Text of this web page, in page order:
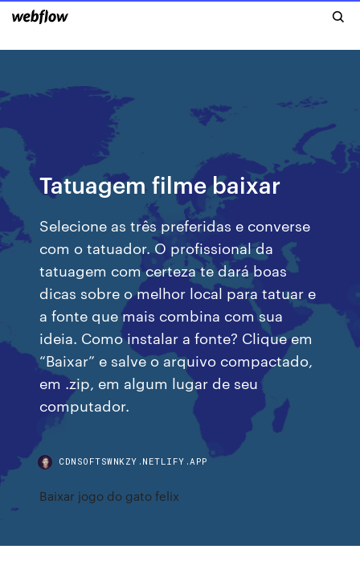
Tatuagem filme baixar
Selecione as três preferidas e converse
com o tatuador. O profissional da
tatuagem com certeza te dará boas
dicas sobre o melhor local para tatuar e
a fonte que mais combina com sua
ideia. Como instalar a fonte? Clique em
“Baixar” e salve o arquivo compactado,
em .zip, em algum lugar de seu
computador.
CDNSOFTSWNKZY.NETLIFY.APP
Baixar jogo do gato felix